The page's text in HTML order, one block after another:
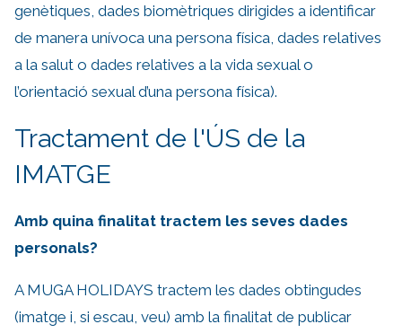
genètiques, dades biomètriques dirigides a identificar
de manera unívoca una persona física, dades relatives
a la salut o dades relatives a la vida sexual o
l’orientació sexual d’una persona física).
Tractament de l'ÚS de la
IMATGE
Amb quina finalitat tractem les seves dades
personals?
A MUGA HOLIDAYS tractem les dades obtingudes
(imatge i, si escau, veu) amb la finalitat de publicar